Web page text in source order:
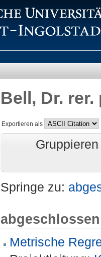
Bell, Dr.
Exportieren als
Springe zu:
abgeschlossen
Metrische